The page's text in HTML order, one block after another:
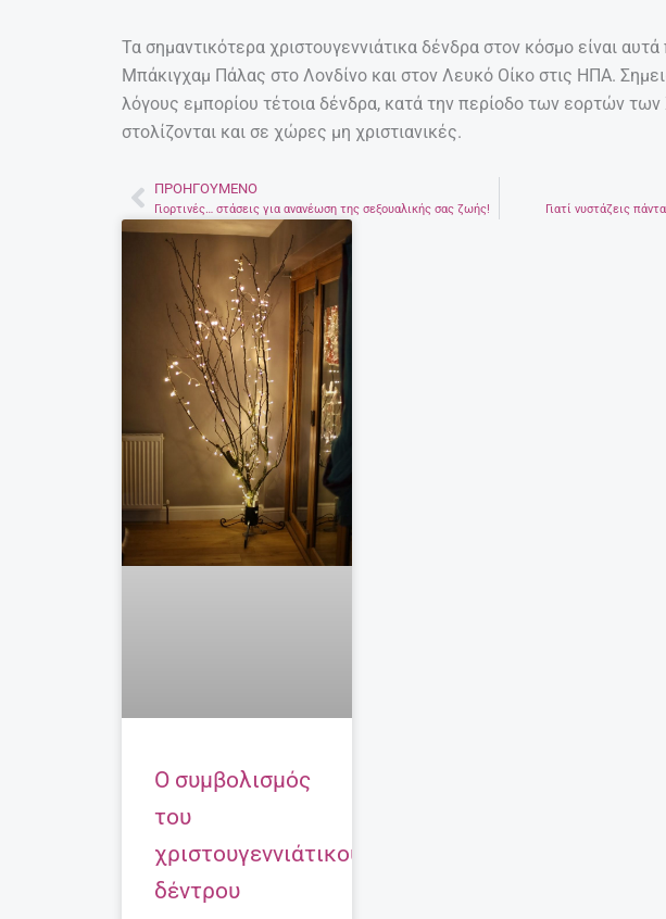
Τα σημαντικότερα χριστουγεννιάτικα δένδρα στον κόσμο είναι αυτά
Μπάκιγχαμ Πάλας στο Λονδίνο και στον Λευκό Οίκο στις ΗΠΑ.
λόγους εμπορίου τέτοια δένδρα, κατά την περίοδο των εορτών των
στολίζονται και σε χώρες μη χριστιανικές.
Prev
ΠΡΟΗΓΟΎΜΕΝΟ
Γιορτινές… στάσεις για ανανέωση της σεξουαλικής σας ζωής! Γιατί νυστάζεις
O συμβολισμός
του
χριστουγεννιάτικου
δέντρου